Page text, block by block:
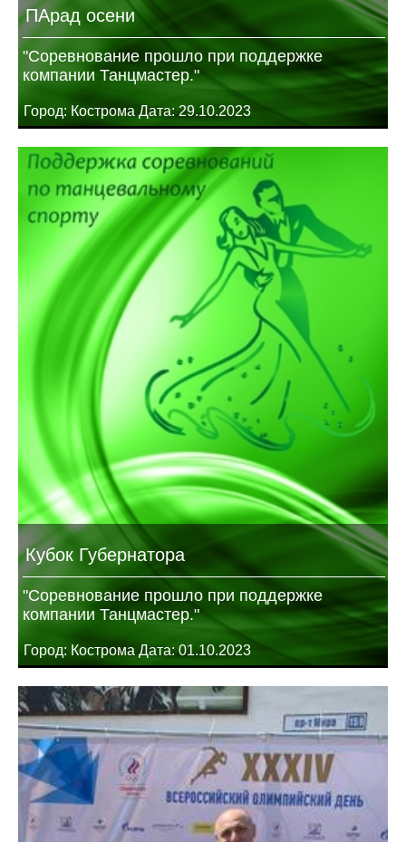
ПАрад осени
"Соревнование прошло при поддержке
компании Танцмастер."
Город: Кострома Дата: 29.10.2023
Кубок Губернатора
"Соревнование прошло при поддержке
компании Танцмастер."
Город: Кострома Дата: 01.10.2023